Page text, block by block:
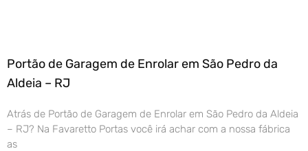
Portão de Garagem de Enrolar em São Pedro da
Aldeia – RJ
Atrás de Portão de Garagem de Enrolar em São Pedro da Aldeia
– RJ? Na Favaretto Portas você irá achar com a nossa fábrica
as